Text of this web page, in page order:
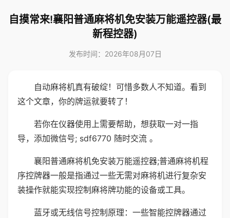
自摸常来!襄阳普通麻将机免安装万能遥控器(最
新程控器)
发布时间：2026年08月07日
自动麻将机真有破绽！可惜多数人不知道。看到
这个文章，你的牌运就要转了！
若你在仪器使用上需要帮助，想获取一对一指
导，添加微信号; sdf6770 随时交流 。
襄阳普通麻将机免安装万能遥控器;普通麻将机程
序控牌器一般是指通过一些无需对麻将机进行复杂安
装操作就能实现控制麻将牌功能的设备或工具。
蓝牙或无线信号控制原理：一些智能控牌器通过